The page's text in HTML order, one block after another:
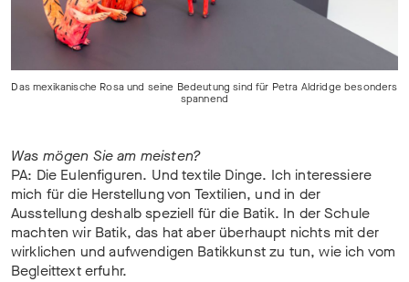
Das mexikanische Rosa und seine Bedeutung sind für Petra Aldridge besonders
spannend
Was mögen Sie am meisten?
PA: Die Eulenfiguren. Und textile Dinge. Ich interessiere
mich für die Herstellung von Textilien, und in der
Ausstellung deshalb speziell für die Batik. In der Schule
machten wir Batik, das hat aber überhaupt nichts mit der
wirklichen und aufwendigen Batikkunst zu tun, wie ich vom
Begleittext erfuhr.